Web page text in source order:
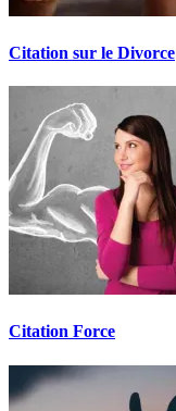
Citation sur le Divorce
Citation Force